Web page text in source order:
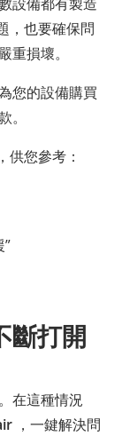
，也要確保問
重損壞。
您的設備購買
您參考：
斷打開
在這種情況
，一鍵解決問